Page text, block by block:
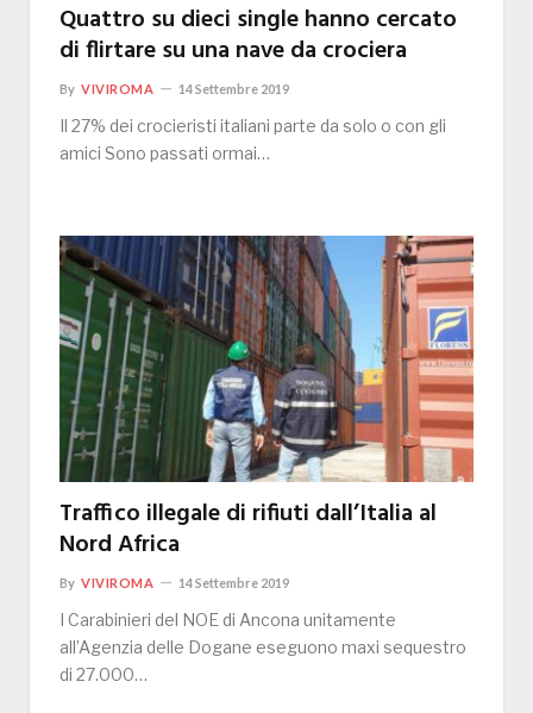
Quattro su dieci single hanno cercato
di flirtare su una nave da crociera
By VIVIROMA 14 Settembre 2019
Il 27% dei crocieristi italiani parte da solo o con gli
amici Sono passati ormai…
Traffico illegale di rifiuti dall’Italia al
Nord Africa
By VIVIROMA 14 Settembre 2019
I Carabinieri del NOE di Ancona unitamente
all’Agenzia delle Dogane eseguono maxi sequestro
di 27.000…